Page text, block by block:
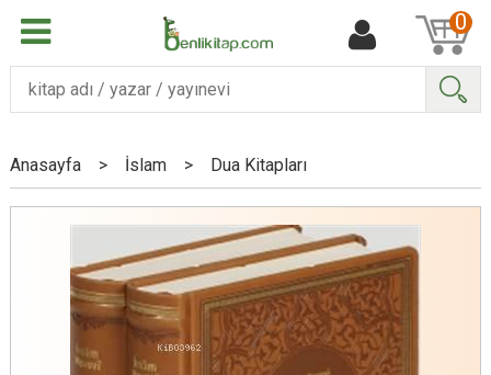
0
Anasayfa > İslam > Dua Kitapları